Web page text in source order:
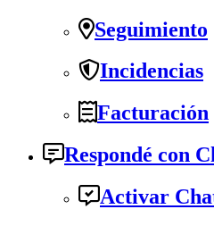
Seguimiento
Incidencias
Facturación
Respondé con
Activar